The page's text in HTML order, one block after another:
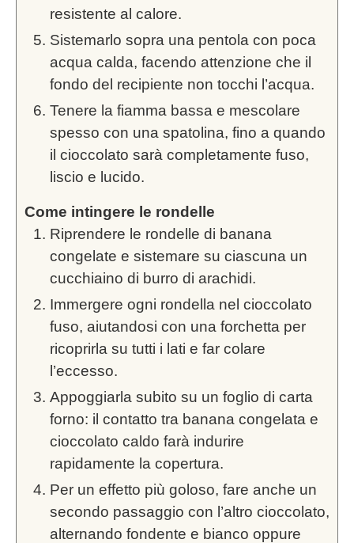
resistente al calore.
Sistemarlo sopra una pentola con poca
acqua calda, facendo attenzione che il
fondo del recipiente non tocchi l’acqua.
Tenere la fiamma bassa e mescolare
spesso con una spatolina, fino a quando
il cioccolato sarà completamente fuso,
liscio e lucido.
Come intingere le rondelle
Riprendere le rondelle di banana
congelate e sistemare su ciascuna un
cucchiaino di burro di arachidi.
Immergere ogni rondella nel cioccolato
fuso, aiutandosi con una forchetta per
ricoprirla su tutti i lati e far colare
l’eccesso.
Appoggiarla subito su un foglio di carta
forno: il contatto tra banana congelata e
cioccolato caldo farà indurire
rapidamente la copertura.
Per un effetto più goloso, fare anche un
secondo passaggio con l’altro cioccolato,
alternando fondente e bianco oppure